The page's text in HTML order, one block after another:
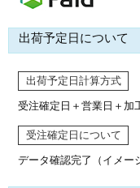
出荷予定日について
出荷予定日計算方式
受注確定日＋営業日＋加
受注確定日について
データ確認完了（イメー